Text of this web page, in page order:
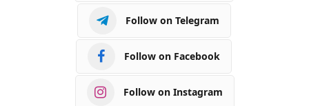
Follow on Telegram
Follow on Facebook
Follow on Instagram